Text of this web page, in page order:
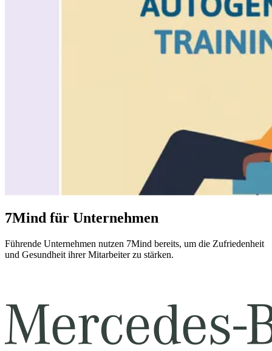
7Mind für Unternehmen
Führende Unternehmen nutzen 7Mind bereits, um die Zufriedenheit
und Gesundheit ihrer Mitarbeiter zu stärken.